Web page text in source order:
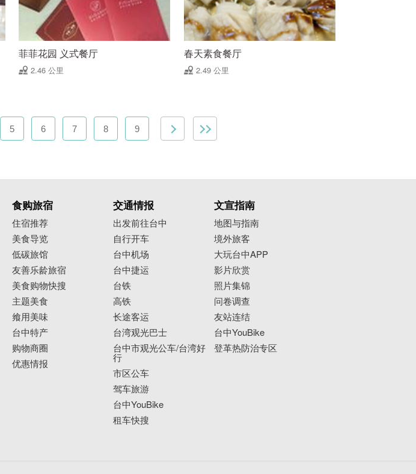
菲菲花园 义式餐厅
2.46 公里
春天素食餐厅
2.49 公里
5 6 7 8 9
食购旅宿
住宿推荐
美食导览
低碳旅馆
友善乐龄旅宿
美食购物快搜
主题美食
飨用美味
台中特产
购物商圈
优惠情报
交通情报
出发前往台中
自行开车
台中机场
台中捷运
台铁
高铁
长途客运
台湾观光巴士
台中市观光公车/台湾好
行
市区公车
驾车旅游
台中YouBike
租车快搜
文宣指南
地图与指南
境外旅客
大玩台中APP
影片欣赏
照片集锦
问卷调查
友站连结
台中YouBike
登革热防治专区